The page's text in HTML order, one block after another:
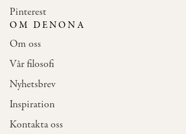
Pinterest
OM DENONA
Om oss
Vår filosofi
Nyhetsbrev
Inspiration
Kontakta oss